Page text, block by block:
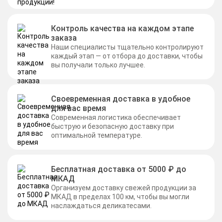
Контроль качества на каждом этапе
заказа
Наши специалисты тщательно контролируют
каждый этап — от отбора до доставки, чтобы
вы получали только лучшее.
Своевременная доставка в удобное
для вас время
Современная логистика обеспечивает
быструю и безопасную доставку при
оптимальной температуре.
Бесплатная доставка от 5000 ₽ до
МКАД
Организуем доставку свежей продукции за
МКАД в пределах 100 км, чтобы вы могли
наслаждаться деликатесами.